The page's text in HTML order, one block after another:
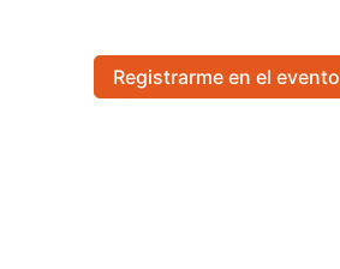
Registrarme en el evento